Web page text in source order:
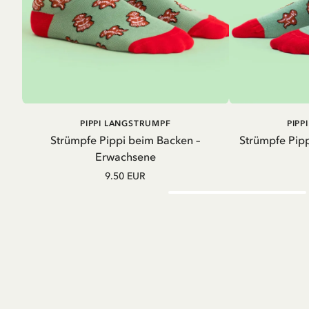
AUSVERKAUFT
Strümpfe Pippi beim Backen –
Erwachsene
PIPPI LANGSTRUMPF
9.50 EUR
Strümpfe